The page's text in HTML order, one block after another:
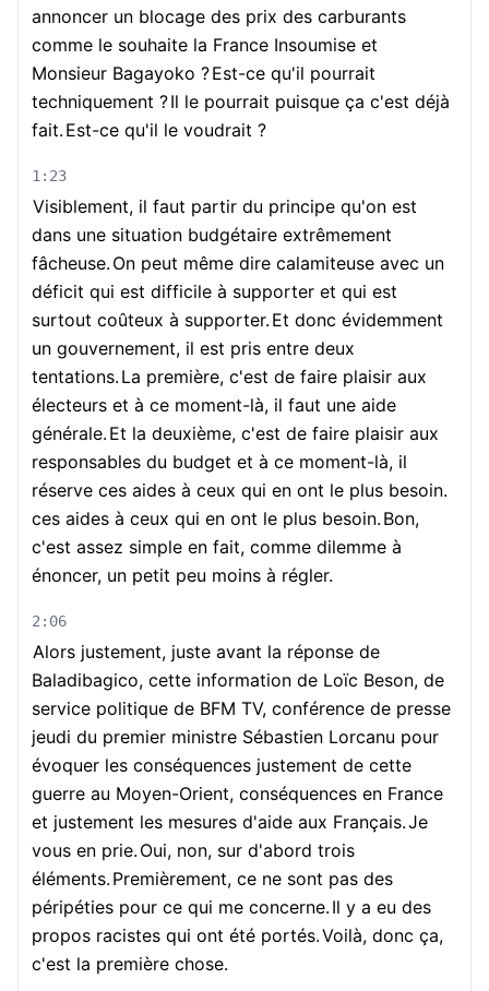
annoncer un blocage des prix des carburants
comme le souhaite la France Insoumise et
Monsieur Bagayoko ?Est-ce qu'il pourrait
techniquement ?Il le pourrait puisque ça c'est déjà
fait. Est-ce qu'il le voudrait ?
1:23
Visiblement, il faut partir du principe qu'on est
dans une situation budgétaire extrêmement
fâcheuse. On peut même dire calamiteuse avec un
déficit qui est difficile à supporter et qui est
surtout coûteux à supporter. Et donc évidemment
un gouvernement, il est pris entre deux
tentations. La première, c'est de faire plaisir aux
électeurs et à ce moment-là, il faut une aide
générale. Et la deuxième, c'est de faire plaisir aux
responsables du budget et à ce moment-là, il
réserve ces aides à ceux qui en ont le plus besoin.
ces aides à ceux qui en ont le plus besoin. Bon,
c'est assez simple en fait, comme dilemme à
énoncer, un petit peu moins à régler.
2:06
Alors justement, juste avant la réponse de
Baladibagico, cette information de Loïc Beson, de
service politique de BFM TV, conférence de presse
jeudi du premier ministre Sébastien Lorcanu pour
évoquer les conséquences justement de cette
guerre au Moyen-Orient, conséquences en France
et justement les mesures d'aide aux Français.Je
vous en prie. Oui, non, sur d'abord trois
éléments. Premièrement, ce ne sont pas des
péripéties pour ce qui me concerne. Il y a eu des
propos racistes qui ont été portés.Voilà, donc ça,
c'est la première chose.